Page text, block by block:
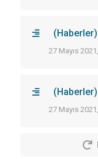
27 Mayıs
27 Mayıs